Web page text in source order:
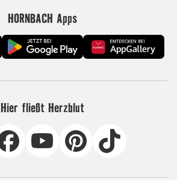
HORNBACH Apps
Hier fließt Herzblut